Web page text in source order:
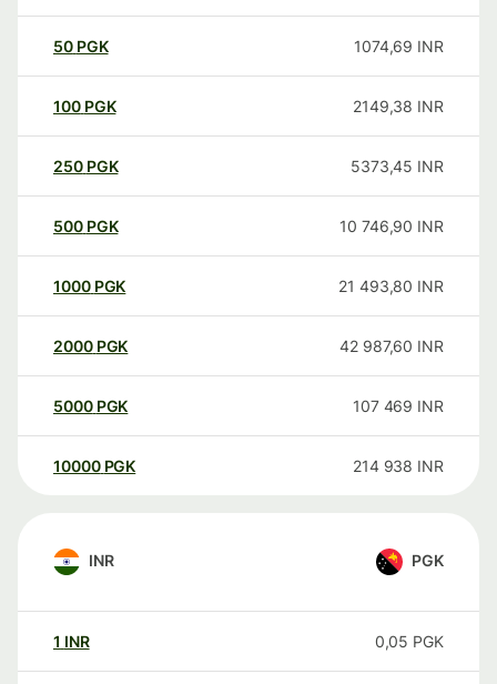
50 PGK 1074,69 INR
100 PGK 2149,38 INR
250 PGK 5373,45 INR
500 PGK 10 746,90 INR
1000 PGK 21 493,80 INR
2000 PGK 42 987,60 INR
5000 PGK 107 469 INR
10000 PGK 214 938 INR
INR PGK
1 INR 0,05 PGK